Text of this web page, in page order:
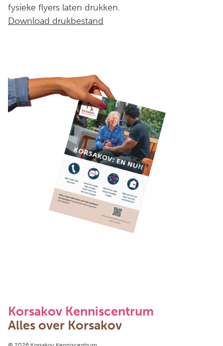
fysieke flyers laten drukken.
Download drukbestand
Korsakov Kenniscentrum
Alles over Korsakov